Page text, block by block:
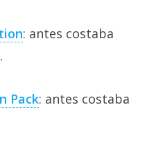
: antes costaba
Pack: antes costaba